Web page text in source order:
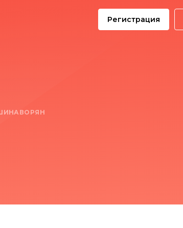
Регистрация